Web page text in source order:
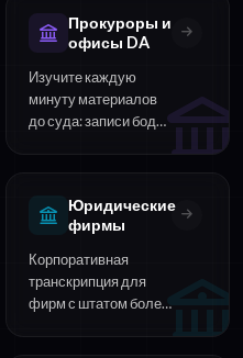
Прокуроры и
офисы DA
Изучите каждую
минуту материалов
до суда: записи боди-
метками говорящих.
Юридические
фирмы
Корпоративная
транскрипция для
фирм с штатом более